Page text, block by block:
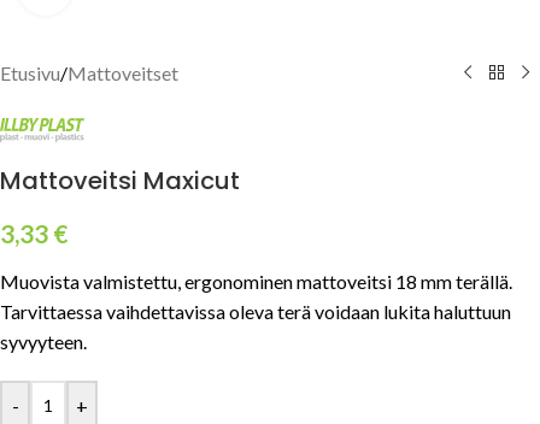
Etusivu/Mattoveitset
Mattoveitsi Maxicut
3,33 €
Muovista valmistettu, ergonominen mattoveitsi 18 mm terällä.
Tarvittaessa vaihdettavissa oleva terä voidaan lukita haluttuun
syvyyteen.
- +